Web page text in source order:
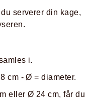
serverer din kage,
i.
cm - Ø = diameter.
eller Ø 24 cm, får du